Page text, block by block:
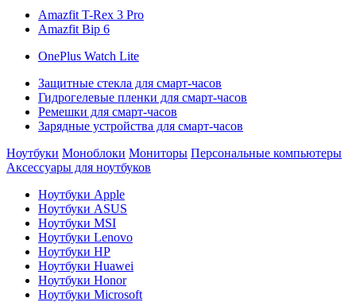
Amazfit T-Rex 3 Pro
Amazfit Bip 6
OnePlus Watch Lite
Защитные стекла для смарт-часов
Гидрогелевые пленки для смарт-часов
Ремешки для смарт-часов
Зарядные устройства для смарт-часов
Ноутбуки Моноблоки Мониторы Персональные компьютеры
Аксессуары для ноутбуков
Ноутбуки Apple
Ноутбуки ASUS
Ноутбуки MSI
Ноутбуки Lenovo
Ноутбуки HP
Ноутбуки Huawei
Ноутбуки Honor
Ноутбуки Microsoft